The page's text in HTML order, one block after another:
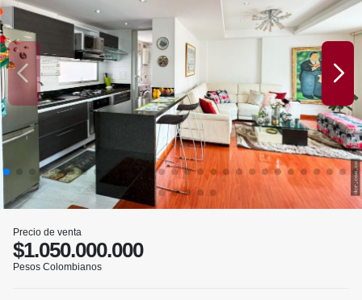
Precio de venta
$1.050.000.000
Pesos Colombianos